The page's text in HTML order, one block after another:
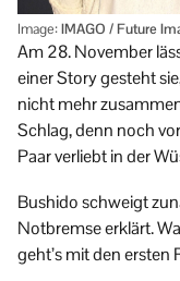
Image:IMAGO / Future
Am 28. November
einer Story gesteht
nicht mehr
Schlag, denn noch
Paar verliebt in der
Bushido schweigt
Notbremse erklärt.
geht’s mit den ersten